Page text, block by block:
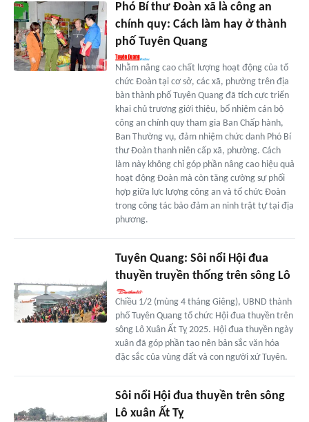
Phó Bí thư Đoàn xã là công an
chính quy: Cách làm hay ở thành
phố Tuyên Quang
Nhằm nâng cao chất lượng hoạt động của tổ
chức Đoàn tại cơ sở, các xã, phường trên địa
bàn thành phố Tuyên Quang đã tích cực triển
khai chủ trương giới thiệu, bổ nhiệm cán bộ
công an chính quy tham gia Ban Chấp hành,
Ban Thường vụ, đảm nhiệm chức danh Phó Bí
thư Đoàn thanh niên cấp xã, phường. Cách
làm này không chỉ góp phần nâng cao hiệu quả
hoạt động Đoàn mà còn tăng cường sự phối
hợp giữa lực lượng công an và tổ chức Đoàn
trong công tác bảo đảm an ninh trật tự tại địa
phương.
Tuyên Quang: Sôi nổi Hội đua
thuyền truyền thống trên sông Lô
Chiều 1/2 (mùng 4 tháng Giêng), UBND thành
phố Tuyên Quang tổ chức Hội đua thuyền trên
sông Lô Xuân Ất Tỵ 2025. Hội đua thuyền ngày
xuân đã góp phần tạo nên bản sắc văn hóa
đặc sắc của vùng đất và con người xứ Tuyên.
Sôi nổi Hội đua thuyền trên sông
Lô xuân Ất Tỵ